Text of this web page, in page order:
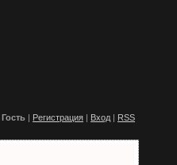
Гость | Регистрация | Вход | RSS